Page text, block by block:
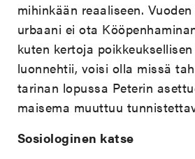
mihinkään reaaliseen.
urbaani ei ota
kuten kertoja
luonnehtii, voisi olla missä
tarinan lopussa Peterin
maisema muuttuu
Sosiologinen katse